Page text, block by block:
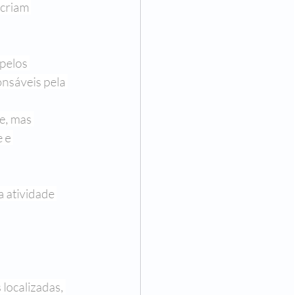
Assumpçãopela
mas
e
atividade